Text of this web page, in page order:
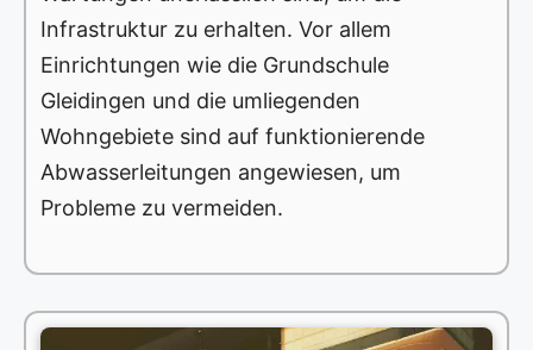
Infrastruktur zu erhalten. Vor allem
Einrichtungen wie die Grundschule
Gleidingen und die umliegenden
Wohngebiete sind auf funktionierende
Abwasserleitungen angewiesen, um
Probleme zu vermeiden.